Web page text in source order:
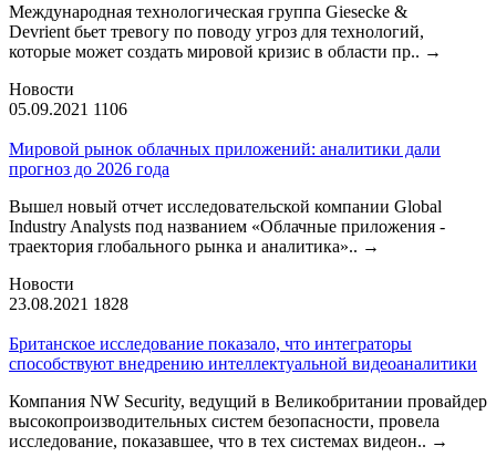
Международная технологическая группа Giesecke &
Devrient бьет тревогу по поводу угроз для технологий,
которые может создать мировой кризис в области пр.. →
Новости
05.09.2021 1106
Мировой рынок облачных приложений: аналитики дали
прогноз до 2026 года
Вышел новый отчет исследовательской компании Global
Industry Analysts под названием «Облачные приложения -
траектория глобального рынка и аналитика».. →
Новости
23.08.2021 1828
Британское исследование показало, что интеграторы
способствуют внедрению интеллектуальной видеоаналитики
Компания NW Security, ведущий в Великобритании провайдер
высокопроизводительных систем безопасности, провела
исследование, показавшее, что в тех системах видеон.. →